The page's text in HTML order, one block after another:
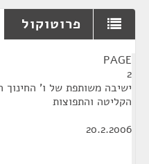
פרוטוקול
PAGE
2
ישיבה משותפת של ו' החינוך
הקליטה והתפוצות
20.2.2006